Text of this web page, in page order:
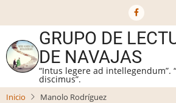
al
contenido
principal
GRUPO DE
DE NAVAJAS
“Intus legere ad intellegendum”.
discimus”.
Inicio Manolo Rodríguez